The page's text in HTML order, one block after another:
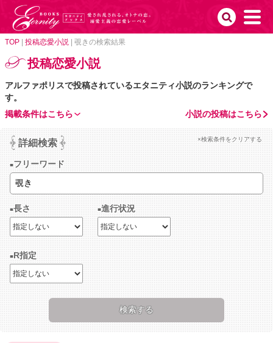
TOP 投稿恋愛小説 覗きの検索結果
投稿恋愛小説
アルファポリスで投稿されているエタニティ小説のランキングで
す。
小説の投稿はこちら
掲載条件はこちら
詳細検索 ×検索条件をクリアする
フリーワード
長さ 進行状況
R指定